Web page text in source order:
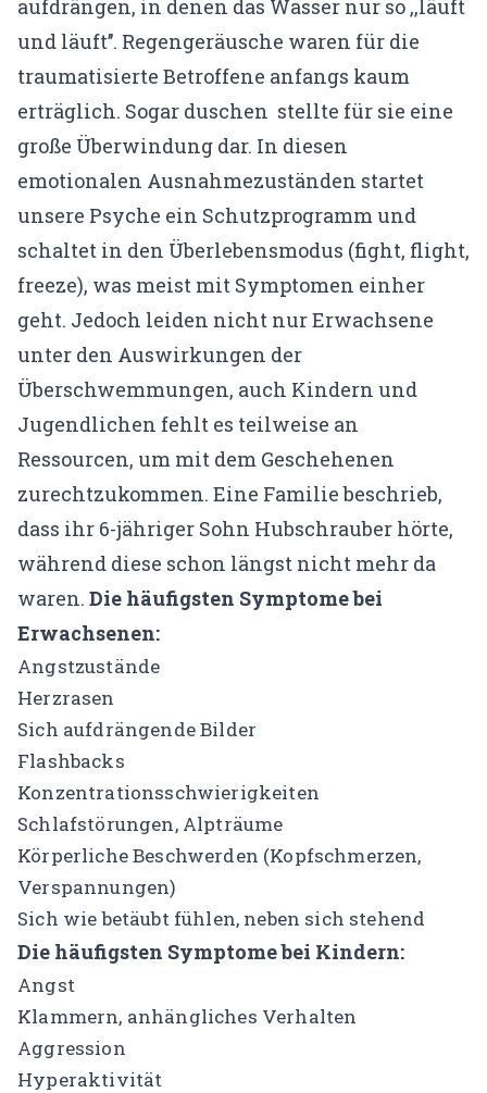
aufdrängen, in denen das Wasser nur so ,,läuft
und läuft’’. Regengeräusche waren für die
traumatisierte Betroffene anfangs kaum
erträglich. Sogar duschen stellte für sie eine
große Überwindung dar. In diesen
emotionalen Ausnahmezuständen startet
unsere Psyche ein Schutzprogramm und
schaltet in den Überlebensmodus (fight, flight,
freeze), was meist mit Symptomen einher
geht. Jedoch leiden nicht nur Erwachsene
unter den Auswirkungen der
Überschwemmungen, auch Kindern und
Jugendlichen fehlt es teilweise an
Ressourcen, um mit dem Geschehenen
zurechtzukommen. Eine Familie beschrieb,
dass ihr 6-jähriger Sohn Hubschrauber hörte,
während diese schon längst nicht mehr da
waren. Die häufigsten Symptome bei
Erwachsenen:
Angstzustände
Herzrasen
Sich aufdrängende Bilder
Flashbacks
Konzentrationsschwierigkeiten
Schlafstörungen, Alpträume
Körperliche Beschwerden (Kopfschmerzen,
Verspannungen)
Sich wie betäubt fühlen, neben sich stehend
Die häufigsten Symptome bei Kindern:
Angst
Klammern, anhängliches Verhalten
Aggression
Hyperaktivität